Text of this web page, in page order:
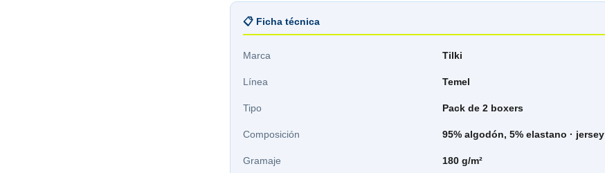
📋 Ficha técnica
Marca Tilki
Línea Temel
Tipo Pack de 2 boxers
Composición 95% algodón, 5% elastano · jersey
Gramaje 180 g/m²